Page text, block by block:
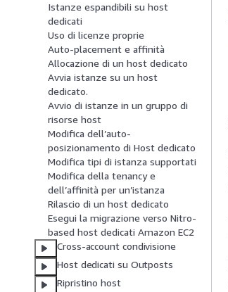
Istanze espandibili su host
dedicati
Uso di licenze proprie
Auto-placement e affinità
Allocazione di un host dedicato
Avvia istanze su un host
dedicato.
Avvio di istanze in un gruppo di
risorse host
Modifica dell’auto-
posizionamento di Host dedicato
Modifica tipi di istanza supportati
Modifica della tenancy e
dell’affinità per un’istanza
Rilascio di un host dedicato
Esegui la migrazione verso Nitro-
based host dedicati Amazon EC2
Cross-account condivisione
Host dedicati su Outposts
Ripristino host